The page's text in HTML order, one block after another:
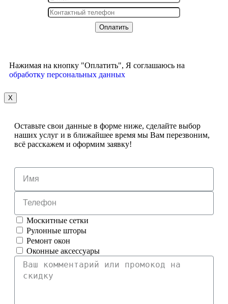
Нажимая на кнопку "Оплатить", Я соглашаюсь на
обработку персональных данных
X
Оставьте свои данные в форме ниже, сделайте выбор
наших услуг и в ближайшее время мы Вам перезвоним,
всё расскажем и оформим заявку!
Москитные сетки
Рулонные шторы
Ремонт окон
Оконные аксессуары